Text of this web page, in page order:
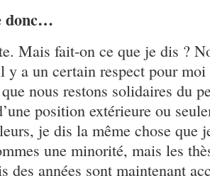
donc…
Mais fait-on ce que je dis ?
a un certain respect pour moi
nous restons solidaires du
position extérieure ou
je dis la même chose que
une minorité, mais les
des années sont maintenant